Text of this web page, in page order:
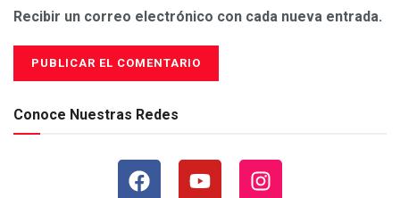
Recibir un correo electrónico con cada nueva entrada.
Conoce Nuestras Redes